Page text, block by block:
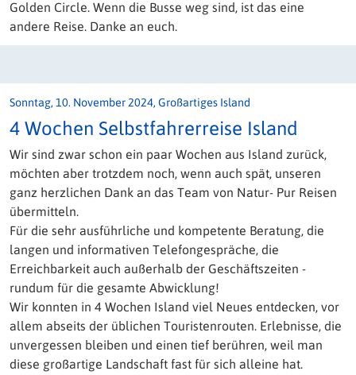
Golden Circle. Wenn die Busse weg sind, ist das eine
andere Reise. Danke an euch.
Sonntag, 10. November 2024, Großartiges Island
4 Wochen Selbstfahrerreise Island
Wir sind zwar schon ein paar Wochen aus Island zurück,
möchten aber trotzdem noch, wenn auch spät, unseren
ganz herzlichen Dank an das Team von Natur- Pur Reisen
übermitteln.
Für die sehr ausführliche und kompetente Beratung, die
langen und informativen Telefongespräche, die
Erreichbarkeit auch außerhalb der Geschäftszeiten -
rundum für die gesamte Abwicklung!
Wir konnten in 4 Wochen Island viel Neues entdecken, vor
allem abseits der üblichen Touristenrouten. Erlebnisse, die
unvergessen bleiben und einen tief berühren, weil man
diese großartige Landschaft fast für sich alleine hat.